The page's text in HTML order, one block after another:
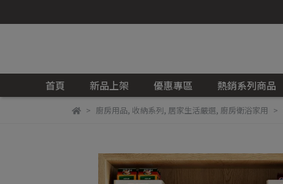
首頁 新品上架 優惠專區 熱銷系列商品
廚房用品, 收納系列, 居家生活嚴選, 廚房衛浴家用